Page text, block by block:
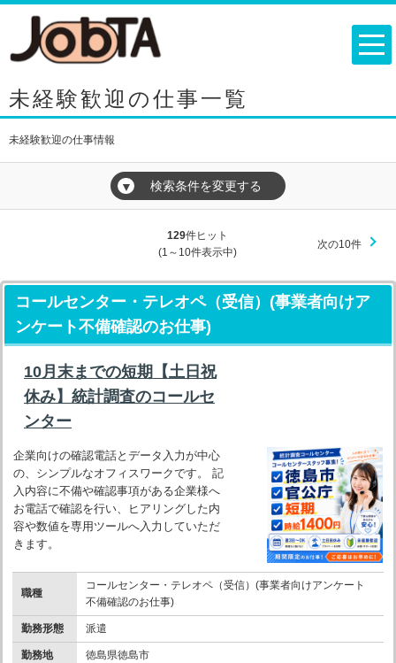
未経験歓迎の仕事一覧
未経験歓迎の仕事情報
▼ 検索条件を変更する
129件ヒット
(1～10件表示中)
次の10件
コールセンター・テレオペ（受信）(事業者向けア
ンケート不備確認のお仕事)
10月末までの短期【土日祝
休み】統計調査のコールセ
ンター
企業向けの確認電話とデータ入力が中心
の、シンプルなオフィスワークです。 記
入内容に不備や確認事項がある企業様へ
お電話で確認を行い、ヒアリングした内
容や数値を専用ツールへ入力していただ
きます。
職種
コールセンター・テレオペ（受信）(事業者向けアンケート
不備確認のお仕事)
勤務形態 派遣
勤務地 徳島県徳島市